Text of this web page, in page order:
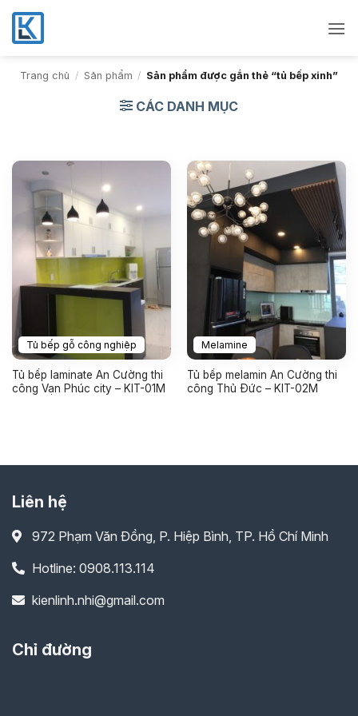
Bỏ
qua
nội
dungTrang chủ / Sản phẩm / Sản phẩm được gắn thẻ “tủ bếp xinh”
CÁC DANH MỤC
Tủ bếp gỗ công nghiệp
Tủ bếp laminate An Cường thi
công Vạn Phúc city – KIT-01M
Melamine
Tủ bếp melamin An Cường thi
công Thủ Đức – KIT-02M
Liên hệ
972 Phạm Văn Đồng, P. Hiệp Bình, TP. Hồ Chí Minh
Hotline: 0908.113.114
kienlinh.nhi@gmail.com
Chỉ đường